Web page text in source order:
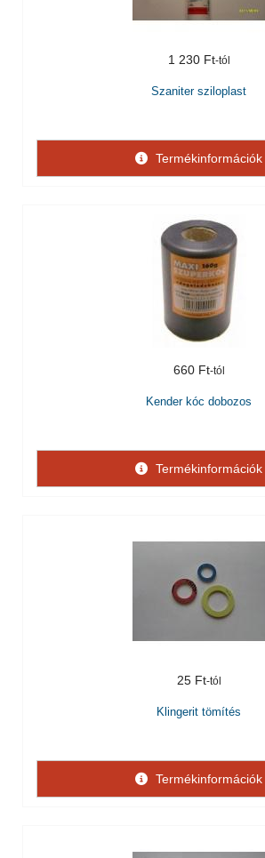
1 230 Ft
Szaniter sziloplast
Termékinformációk
660 Ft
Kender kóc dobozos
Termékinformációk
25 Ft
Klingerit tömítés
Termékinformációk